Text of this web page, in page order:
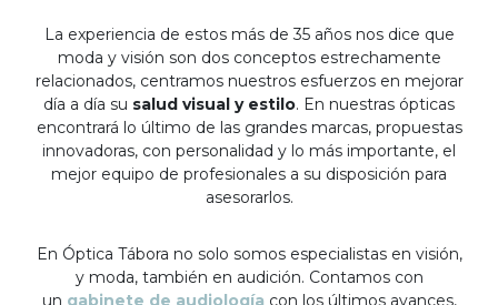
La experiencia de estos más de 35 años nos dice que
moda y visión son dos conceptos estrechamente
relacionados, centramos nuestros esfuerzos en mejorar
día a día su salud visual y estilo. En nuestras ópticas
encontrará lo último de las grandes marcas, propuestas
innovadoras, con personalidad y lo más importante, el
mejor equipo de profesionales a su disposición para
asesorarlos.
En Óptica Tábora no solo somos especialistas en visión,
y moda, también en audición. Contamos con
un gabinete de audiología con los últimos avances,